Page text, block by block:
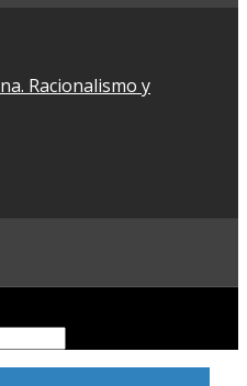
Racionalismo y